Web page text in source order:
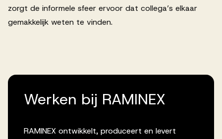
zorgt de informele sfeer ervoor dat collega’s elkaar
gemakkelijk weten te vinden.
Werken bij RAMINEX
RAMINEX ontwikkelt, produceert en levert